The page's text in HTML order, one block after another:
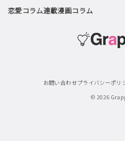
恋愛コラム連載漫画コラム
お問い合わせプライバシーポリ
© 2026